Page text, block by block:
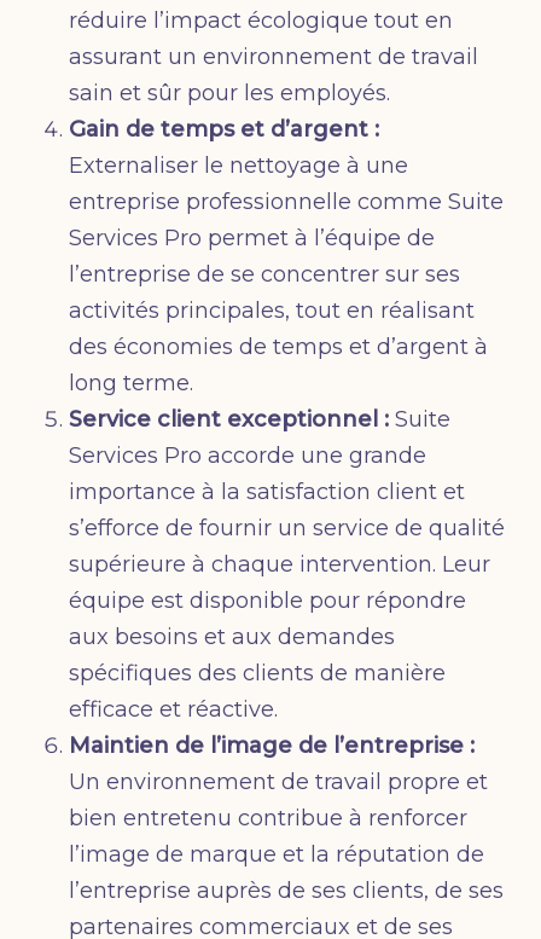
réduire l’impact écologique tout en
assurant un environnement de travail
sain et sûr pour les employés.
Gain de temps et d’argent :
Externaliser le nettoyage à une
entreprise professionnelle comme Suite
Services Pro permet à l’équipe de
l’entreprise de se concentrer sur ses
activités principales, tout en réalisant
des économies de temps et d’argent à
long terme.
Service client exceptionnel :Suite
Services Pro accorde une grande
importance à la satisfaction client et
s’efforce de fournir un service de qualité
supérieure à chaque intervention. Leur
équipe est disponible pour répondre
aux besoins et aux demandes
spécifiques des clients de manière
efficace et réactive.
Maintien de l’image de l’entreprise :
Un environnement de travail propre et
bien entretenu contribue à renforcer
l’image de marque et la réputation de
l’entreprise auprès de ses clients, de ses
partenaires commerciaux et de ses